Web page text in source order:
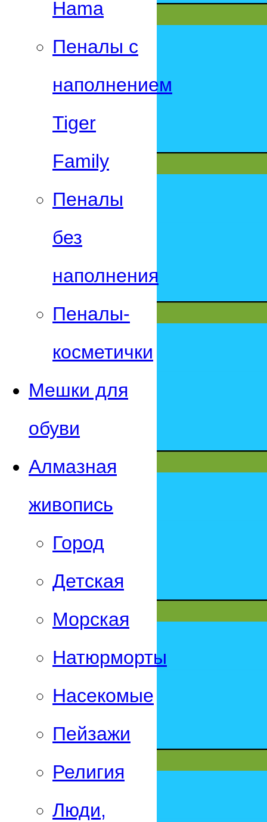
Hama
Пеналы с
наполнением
Tiger
Family
Пеналы
без
наполнения
Пеналы-
косметички
Мешки для
обуви
Алмазная
живопись
Город
Детская
Морская
Натюрморты
Насекомые
Пейзажи
Религия
Люди,